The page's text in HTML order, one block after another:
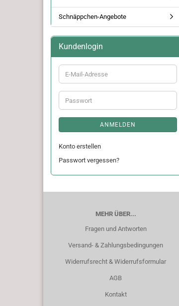
Schnäppchen-Angebote
Kundenlogin
E-
Mail-
Adresse
Passwort
ANMELDEN
Konto erstellen
Passwort vergessen?
MEHR ÜBER...
Fragen und Antworten
Versand- & Zahlungsbedingungen
Widerrufsrecht & Widerrufsformular
AGB
Kontakt